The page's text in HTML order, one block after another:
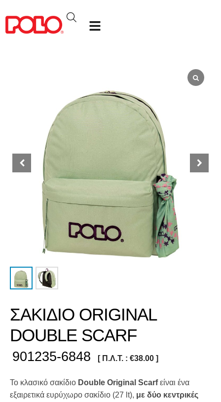
ΣΑΚΙΔΙΟ ORIGINAL
DOUBLE SCARF
901235-6848 [ Π.Λ.Τ. : €38.00 ]
Το κλασικό σακίδιο Double Original Scarfείναι ένα
εξαιρετικά ευρύχωρο σακίδιο (27 lt), με δύο κεντρικές